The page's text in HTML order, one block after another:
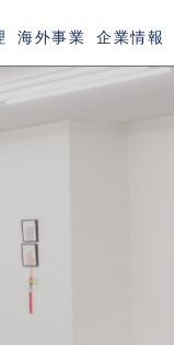
海外事業 企業情報